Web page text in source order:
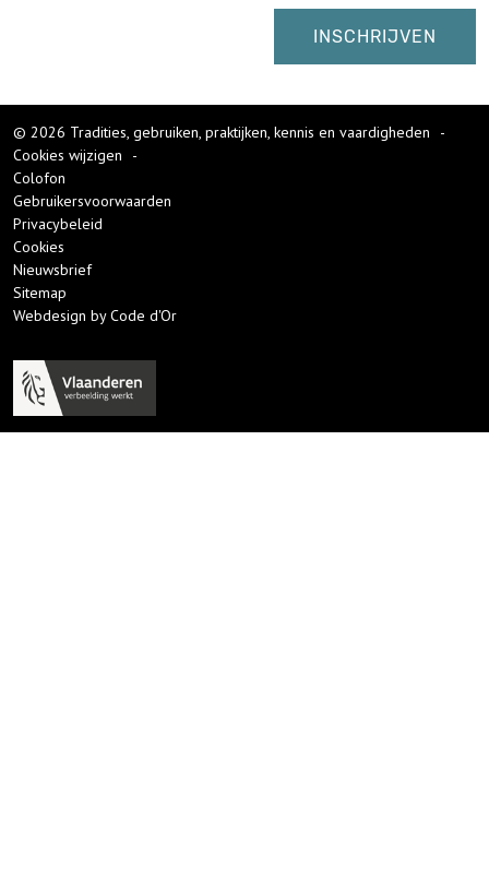
© 2026 Tradities, gebruiken, praktijken, kennis en vaardigheden
-
Cookies wijzigen
-
Colofon
Gebruikersvoorwaarden
Privacybeleid
Cookies
Nieuwsbrief
Sitemap
Webdesign by Code d'Or